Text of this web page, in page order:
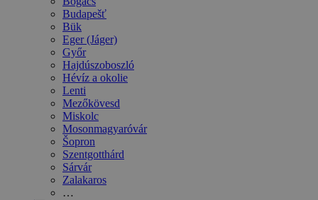
Budapešť
Bük
Eger (Jáger)
Győr
Hajdúszoboszló
Hévíz a okolie
Lenti
Mezőkövesd
Miskolc
Mosonmagyaróvár
Šopron
Szentgotthárd
Sárvár
Zalakaros
…